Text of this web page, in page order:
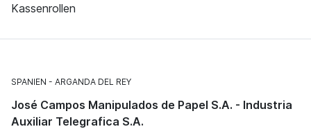
Kassenrollen
SPANIEN ARGANDA DEL REY
José Campos Manipulados de Papel S.A. - Industria
Auxiliar Telegrafica S.A.